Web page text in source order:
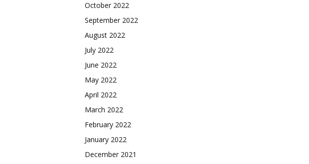
October 2022
September 2022
August 2022
July 2022
June 2022
May 2022
April 2022
March 2022
February 2022
January 2022
December 2021